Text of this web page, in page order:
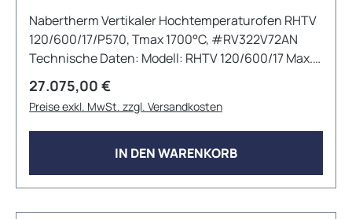
Nabertherm Vertikaler Hochtemperaturofen RHTV
120/600/17/P570, Tmax 1700°C, #RV322V72AN
Technische Daten: Modell: RHTV 120/600/17 Max.
Temperatur: 1700°C (Angabe ußerhalb des Rohres.
Differenz zur Temperatur im Rohrinneren bis + 50K
Außenabmessungen: 680mm x 700mm x 1580mm
(BxTxH) --&gt; Höhe ohne Rohr;
Außenabmessungen variieren bei Ausführung mit
Zusatzausstattung. Maße auf Anfrage. Max.
Rohrdurchmesser außen: 120mm Beheizte Länge:
600mm Länge konstante Temperatur +/- 5K:
Regulärer Preis:
27.075,00 €
Preise exkl. MwSt. zzgl. Versandkosten
IN DEN WARENKORB